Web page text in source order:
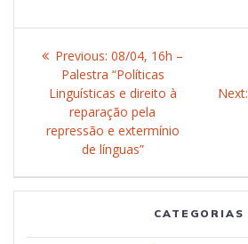
Post
navigation
Previous: Previous
post:
08/04, 16h –
Palestra “Políticas
Linguísticas e direito à
reparação pela
repressão e extermínio
de línguas”
Next:
CATEGORIAS